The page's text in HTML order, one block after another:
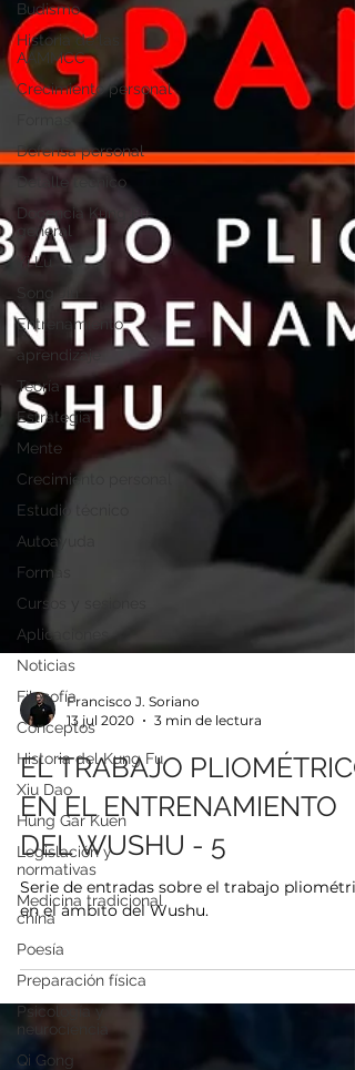
Budismo
Historia de las
AAMMCC
Crecimiento personal
Defensa personal
Detalle técnico
Docencia Kung Fu
general
Yi Lu
Song Jin
Entrenamiento
aprendizaje
Teoría
Estrategia
Mente
Crecimiento personal
Estudio técnico
Autoayuda
Formas
Cursos y sesiones
Aplicaciones
Noticias
Filosofía
Conceptos
Historia del Kung Fu
Xiu Dao
Hung Gar Kuen
Legislación y
normativas
Medicina tradicional
china
Poesía
Preparación física
Psicología y
neurociencia
Qi Gong
13 jul 2020
3 min de lectura
EL TRABAJO
EN EL ENTRENAMIENTO
DEL WUSHU - 5
en el ámbito del Wushu.